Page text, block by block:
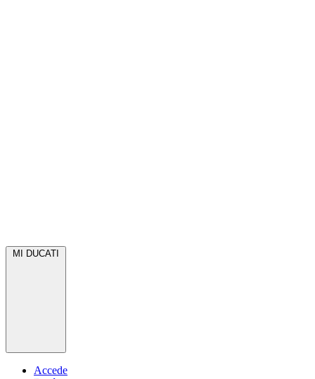
MI DUCATI
Accede